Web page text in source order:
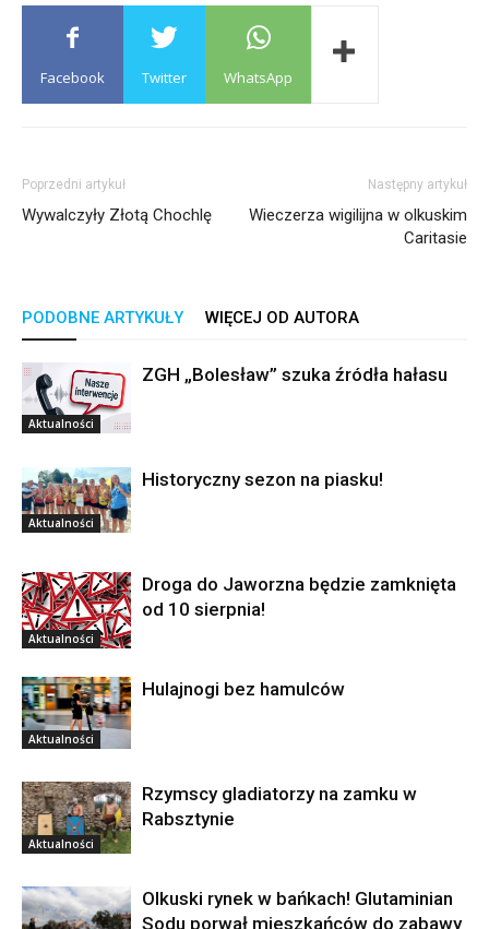
Facebook Twitter WhatsApp
Poprzedni artykuł
Wywalczyły Złotą Chochlę
Następny artykuł
Wieczerza wigilijna w olkuskim
Caritasie
PODOBNE ARTYKUŁY WIĘCEJ OD AUTORA
Aktualności
ZGH „Bolesław” szuka źródła hałasu
Aktualności
Historyczny sezon na piasku!
Aktualności
Droga do Jaworzna będzie zamknięta
od 10 sierpnia!
Aktualności
Hulajnogi bez hamulców
Aktualności
Rzymscy gladiatorzy na zamku w
Rabsztynie
Olkuski rynek w bańkach! Glutaminian
Sodu porwał mieszkańców do zabawy